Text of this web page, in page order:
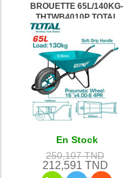
BROUETTE 65L/140KG-
THTWB4010P TOTAL
En Stock
250,107 TND
212,591 TND